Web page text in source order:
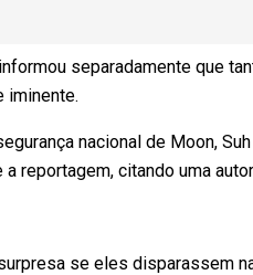
separadamente que
iminente.
nacional de Moon,
reportagem, citando uma
se eles disparassem